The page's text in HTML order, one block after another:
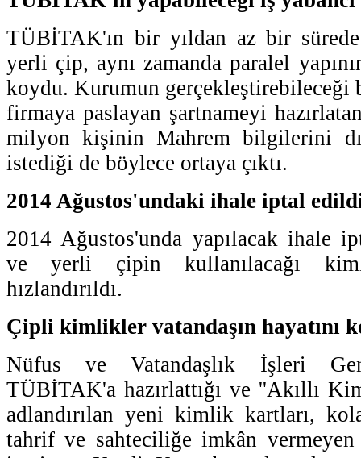
TÜBİTAK'ın bir yıldan az bir
yerli çip, aynı zamanda paralel
koydu. Kurumun
firmaya paslayan şartnameyi
milyon kişinin Mahrem bilgilerini
istediği de böylece ortaya çıktı.
2014 Ağustos'undaki ihale iptal
2014 Ağustos'unda yapılacak ihale
ve yerli çipin kullanılacağı
hızlandırıldı.
Çipli kimlikler vatandaşın hayatını
Nüfus ve Vatandaşlık İşleri
TÜBİTAK'a hazırlattığı ve ''Akıllı
adlandırılan yeni kimlik kartları,
tahrif ve sahteciliğe imkân